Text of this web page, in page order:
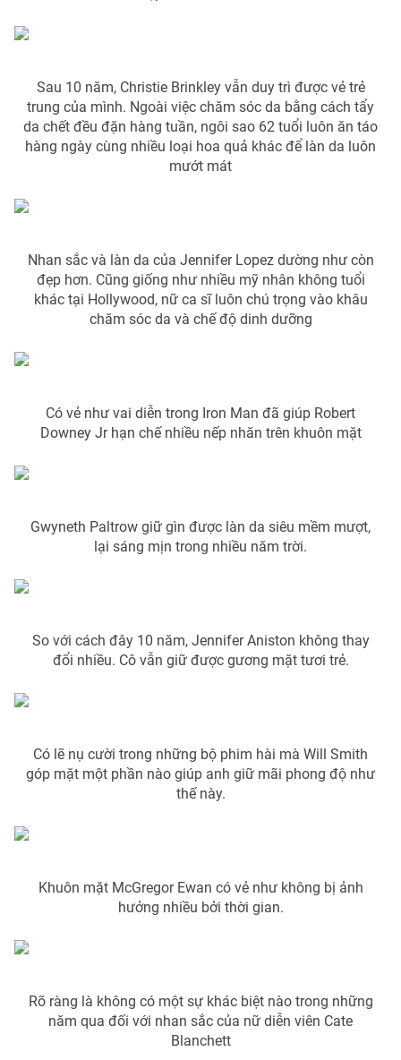
Chất lượng cuộc sống
Công nghệ
Sản phẩm
Thị trường
Giao lưu trực tuyến
Lịch phát sóng
Chuyên mục khác
Photo Infographic
VTV Sức khoẻ Bất động sản
Vươn mình bằng AI
VTV9
Liên hệ tòa soạn English
THỜI BÁO VTV
Theo dõi báo trên
Cơ quan chủ quản:Đài Truyền hình Việt Nam
Thời báo VTV
cấp ngày 29/12/2023
Phó Tổng Biên tập:Nguyễn Thị Mỹ Hạnh, Phạm Quốc Thắng,
Nguyễn Trọng Ninh
024.38 355 931 - 024.38 355 932
Sau 10 năm, Christie Brinkley vẫn duy trì được vẻ trẻ
trung của mình. Ngoài việc chăm sóc da bằng cách tẩy
da chết đều đặn hàng tuần, ngôi sao 62 tuổi luôn ăn táo
hàng ngày cùng nhiều loại hoa quả khác để làn da luôn
mướt mát
Nhan sắc và làn da của Jennifer Lopez dường như còn
đẹp hơn. Cũng giống như nhiều mỹ nhân không tuổi
khác tại Hollywood, nữ ca sĩ luôn chú trọng vào khâu
chăm sóc da và chế độ dinh dưỡng
Có vẻ như vai diễn trong Iron Man đã giúp Robert
Downey Jr hạn chế nhiều nếp nhăn trên khuôn mặt
Gwyneth Paltrow giữ gìn được làn da siêu mềm mượt,
lại sáng mịn trong nhiều năm trời.
So với cách đây 10 năm, Jennifer Aniston không thay
đổi nhiều. Cô vẫn giữ được gương mặt tươi trẻ.
Có lẽ nụ cười trong những bộ phim hài mà Will Smith
góp mặt một phần nào giúp anh giữ mãi phong độ như
thế này.
Khuôn mặt McGregor Ewan có vẻ như không bị ảnh
hưởng nhiều bởi thời gian.
Rõ ràng là không có một sự khác biệt nào trong những
năm qua đối với nhan sắc của nữ diễn viên Cate
Blanchett